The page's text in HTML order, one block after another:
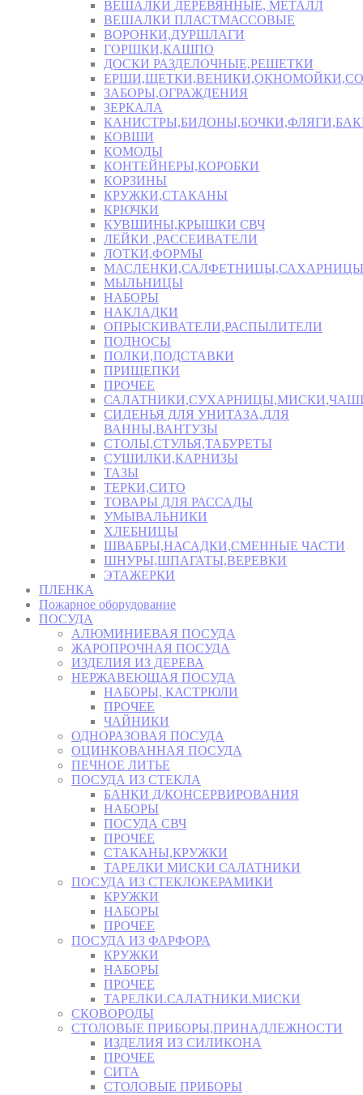
ВЕШАЛКИ ДЕРЕВЯННЫЕ, МЕТАЛЛ
ВЕШАЛКИ ПЛАСТМАССОВЫЕ
ВОРОНКИ,ДУРШЛАГИ
ГОРШКИ,КАШПО
ДОСКИ РАЗДЕЛОЧНЫЕ,РЕШЕТКИ
ЗАБОРЫ,ОГРАЖДЕНИЯ
ЗЕРКАЛА
КОВШИ
КОМОДЫ
КОНТЕЙНЕРЫ,КОРОБКИ
КОРЗИНЫ
КРУЖКИ,СТАКАНЫ
КРЮЧКИ
КУВШИНЫ,КРЫШКИ СВЧ
ЛЕЙКИ ,РАССЕИВАТЕЛИ
ЛОТКИ,ФОРМЫ
МАСЛЕНКИ,САЛФЕТНИЦЫ,САХАРНИЦЫ
МЫЛЬНИЦЫ
НАБОРЫ
НАКЛАДКИ
ОПРЫСКИВАТЕЛИ,РАСПЫЛИТЕЛИ
ПОДНОСЫ
ПОЛКИ,ПОДСТАВКИ
ПРИЩЕПКИ
ПРОЧЕЕ
СИДЕНЬЯ ДЛЯ УНИТАЗА,ДЛЯ
ВАННЫ,ВАНТУЗЫ
СТОЛЫ,СТУЛЬЯ,ТАБУРЕТЫ
СУШИЛКИ,КАРНИЗЫ
ТАЗЫ
ТЕРКИ,СИТО
ТОВАРЫ ДЛЯ РАССАДЫ
УМЫВАЛЬНИКИ
ХЛЕБНИЦЫ
ШВАБРЫ,НАСАДКИ,СМЕННЫЕ ЧАСТИ
ШНУРЫ,ШПАГАТЫ,ВЕРЕВКИ
ЭТАЖЕРКИ
ПЛЕНКА
Пожарное оборудование
ПОСУДА
АЛЮМИНИЕВАЯ ПОСУДА
ЖАРОПРОЧНАЯ ПОСУДА
ИЗДЕЛИЯ ИЗ ДЕРЕВА
НЕРЖАВЕЮЩАЯ ПОСУДА
НАБОРЫ, КАСТРЮЛИ
ПРОЧЕЕ
ЧАЙНИКИ
ОДНОРАЗОВАЯ ПОСУДА
ОЦИНКОВАННАЯ ПОСУДА
ПЕЧНОЕ ЛИТЬЕ
ПОСУДА ИЗ СТЕКЛА
БАНКИ Д/КОНСЕРВИРОВАНИЯ
НАБОРЫ
ПОСУДА СВЧ
ПРОЧЕЕ
СТАКАНЫ,КРУЖКИ
ТАРЕЛКИ МИСКИ САЛАТНИКИ
ПОСУДА ИЗ СТЕКЛОКЕРАМИКИ
КРУЖКИ
НАБОРЫ
ПРОЧЕЕ
ПОСУДА ИЗ ФАРФОРА
КРУЖКИ
НАБОРЫ
ПРОЧЕЕ
ТАРЕЛКИ.САЛАТНИКИ.МИСКИ
СКОВОРОДЫ
СТОЛОВЫЕ ПРИБОРЫ,ПРИНАДЛЕЖНОСТИ
ИЗДЕЛИЯ ИЗ СИЛИКОНА
ПРОЧЕЕ
СИТА
СТОЛОВЫЕ ПРИБОРЫ